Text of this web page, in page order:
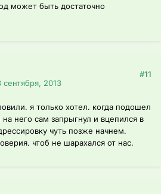
может быть достаточно
сентября, 2013
#11
я только хотел. когда подошел
него сам запрыгнул и вцепился в
чуть позже начнем.
чтоб не шарахался от нас.